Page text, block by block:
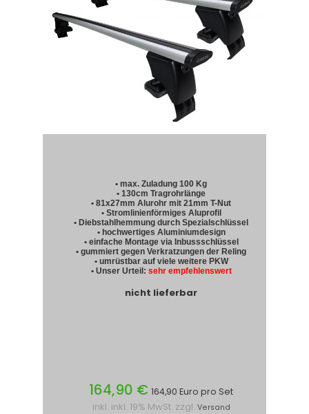
• max. Zuladung 100 Kg
• 130cm Tragrohrlänge
• 81x27mm Alurohr mit 21mm T-Nut
• Stromlinienförmiges Aluprofil
• Diebstahlhemmung durch Spezialschlüssel
• hochwertiges Aluminiumdesign
• einfache Montage via Inbussschlüssel
• gummiert gegen Verkratzungen der Reling
• umrüstbar auf viele weitere PKW
• Unser Urteil: sehr empfehlenswert
nicht lieferbar
164,90 € 164,90 Euro pro Set
inkl. inkl. 19% MwSt. zzgl. Versand